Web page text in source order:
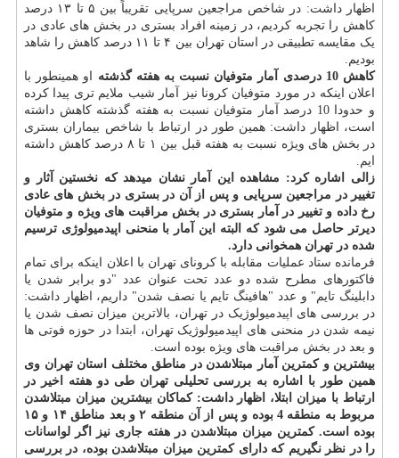
اظهار داشت: در شاخص مراجعین سرپایی تقریباً بین ۵ تا ۱۳ درصد
کاهش را تجربه کردیم، در زمینه افراد بستری در بخش های عادی در
یک مقایسه تطبیقی در استان تهران بین ۴ تا ۱۱ درصد کاهش را شاهد
بودیم.
کاهش 10 درصدی آمار متوفیان نسبت به هفته گذشته
او همینطور با
اعلان اینکه در مورد متوفیان کرونا نیز آمار شیب ملایم تری پیدا کرده
و حدودا 10 درصد آمار متوفیان نسبت به هفته گذشته کاهش داشته
است، اظهار داشت: همین طور در ارتباط با شاخص بیماران بستری
در بخش های ویژه نسبت به هفته قبل بین ۱ تا ۸ درصد کاهش داشته
ایم.
زالی اشاره کرد: مشاهده این آمار نشان میدهد که نخستین آثار و
تغییر در مراجعین سرپایی و پس از آن در بستری در بخش های عادی
رخ داده و تغییر در آمار بستری در بخش مراقبت های ویژه و متوفیان
دیرتر حاصل می شود که البته این آمار با منحنی اپیدمیولوژی ترسیم
شده در تهران همخوانی دارد.
فرمانده ستاد عملیات مقابله با کرونای تهران با اعلان اینکه برای تمام
فاکتورهای مطرح شده دو عدد تحت عنوان عدد "دو برابر شدن یا
دابلینگ تایم" و عدد "هافینگ تایم یا نصف شدن" داریم، اظهار داشت:
در بررسی های اپیدمیولوژیک در تهران، بالاترین میزان نصف شدن یا
نیمه شدن در منحنی های اپیدمیولوژیک تهران، ابتدا در حوزه فوتی ها
و بعد در بخش مراقبت های ویژه بوده است.
بیشترین و کمترین آمار مبتلاشدن در مناطق مختلف استان تهران وی
همین طور با اشاره به بررسی تحلیلی تهران طی دو هفته اخیر در
ارتباط با میزان ابتلا، اظهار داشت: کماکان بیشترین میزان مبتلاشدن
مربوط به منطقه 4 بوده و پس از آن منطقه ۲ و بعد مناطق ۱۴ و ۱۵
بوده است. کمترین میزان مبتلاشدن در هفته جاری نیز اگر لواسانات
را در نظر نگیریم که دارای کمترین میزان مبتلاشدن بوده، در بررسی